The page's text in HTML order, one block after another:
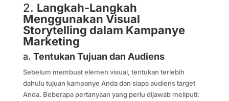
2. Langkah-Langkah
Menggunakan Visual
Storytelling dalam Kampanye
Marketing
a. Tentukan Tujuan dan Audiens
Sebelum membuat elemen visual, tentukan terlebih
dahulu tujuan kampanye Anda dan siapa audiens target
Anda. Beberapa pertanyaan yang perlu dijawab meliputi: